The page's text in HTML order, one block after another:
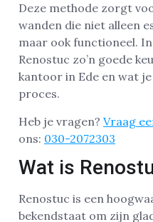
Deze methode zorgt
wanden die niet alleen
maar ook functioneel.
Renostuc zo’n goede
kantoor in Ede en wat
proces.
Heb je vragen? Vraag
ons: 030-2072303
Wat is
Renostuc is een
bekendstaat om zijn